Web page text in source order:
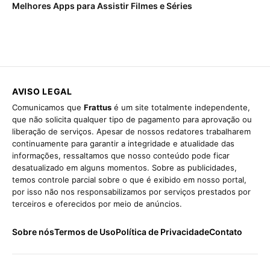
Melhores Apps para Assistir Filmes e Séries
AVISO LEGAL
Comunicamos que Frattus é um site totalmente independente,
que não solicita qualquer tipo de pagamento para aprovação ou
liberação de serviços. Apesar de nossos redatores trabalharem
continuamente para garantir a integridade e atualidade das
informações, ressaltamos que nosso conteúdo pode ficar
desatualizado em alguns momentos. Sobre as publicidades,
temos controle parcial sobre o que é exibido em nosso portal,
por isso não nos responsabilizamos por serviços prestados por
terceiros e oferecidos por meio de anúncios.
Sobre nósTermos de UsoPolítica de PrivacidadeContato